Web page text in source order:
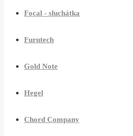
Focal - sluchátka
Furutech
Gold Note
Hegel
Chord Company